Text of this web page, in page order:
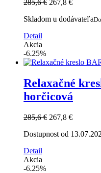
285,6 € 267,8 €
Skladom u dodávateľa
Detail
Akcia
-6.25%
Relaxačné
horčicová
285,6 € 267,8 €
Dostupnost od
Detail
Akcia
-6.25%